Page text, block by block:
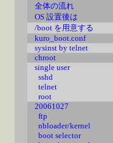
全体の流れ
OS 設置後は
/boot を用意する
kuro_boot.conf
sysinst by telnet
chroot
single user
sshd
telnet
root
20061027
ftp
nbloader/kernel
boot selector